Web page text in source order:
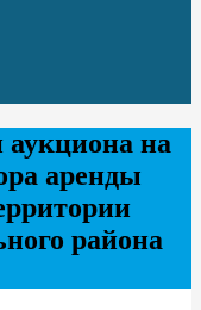
на
аренды
района